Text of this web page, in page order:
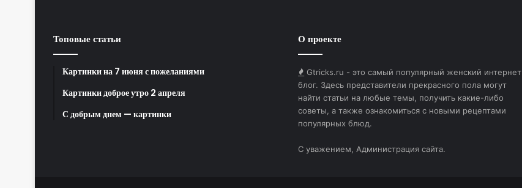
Топовые статьи
Картинки на 7 июня с пожеланиями
Картинки доброе утро 2 апреля
С добрым днем — картинки
О проекте
Gtricks.ru - это самый популярный женский интернет
блог. Здесь представители прекрасного пола могут
найти статьи на любые темы, получить какие-либо
советы, а также ознакомиться с новыми рецептами
популярных блюд.
С уважением, Администрация сайта.